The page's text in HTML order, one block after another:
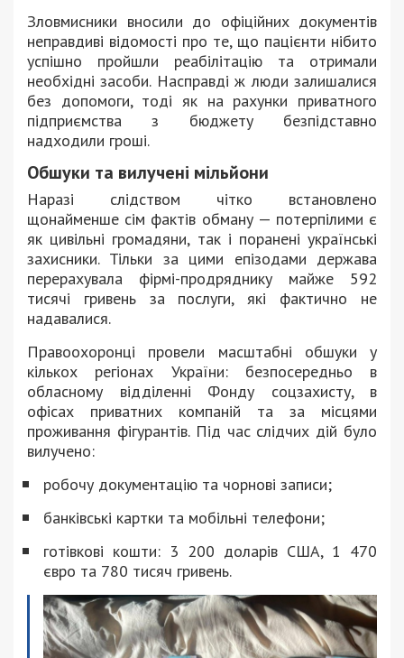
Зловмисники вносили до офіційних документів
неправдиві відомості про те, що пацієнти нібито
успішно пройшли реабілітацію та отримали
необхідні засоби. Насправді ж люди залишалися
без допомоги, тоді як на рахунки приватного
підприємства з бюджету безпідставно
надходили гроші.
Обшуки та вилучені мільйони
Наразі слідством чітко встановлено
щонайменше сім фактів обману — потерпілими є
як цивільні громадяни, так і поранені українські
захисники. Тільки за цими епізодами держава
перерахувала фірмі-продряднику майже 592
тисячі гривень за послуги, які фактично не
надавалися.
Правоохоронці провели масштабні обшуки у
кількох регіонах України: безпосередньо в
обласному відділенні Фонду соцзахисту, в
офісах приватних компаній та за місцями
проживання фігурантів. Під час слідчих дій було
вилучено:
робочу документацію та чорнові записи;
банківські картки та мобільні телефони;
готівкові кошти: 3 200 доларів США, 1 470
євро та 780 тисяч гривень.